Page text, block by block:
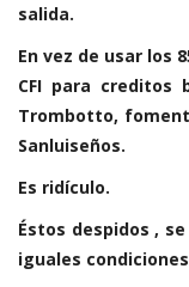
salida.
En vez de usar los
CFI para creditos
Trombotto,
Sanluiseños.
Es ridículo.
Éstos despidos ,
iguales